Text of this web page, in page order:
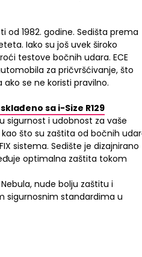
od 1982. godine. Sedišta prema
Iako su još uvek široko
testove bočnih udara. ECE
za pričvršćivanje, što
se ne koristi pravilno.
sa i-Size R129
sigurnost i udobnost za vaše
što su zaštita od bočnih
sistema. Sedište je dizajnirano
optimalna zaštita tokom
Nebula, nude bolju zaštitu i
sigurnosnim standardima u